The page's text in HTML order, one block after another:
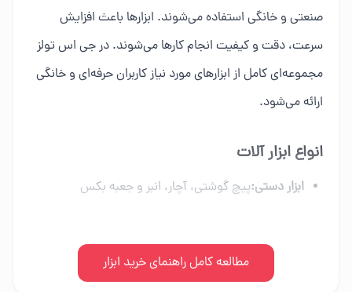
صنعتی و خانگی استفاده می‌شوند. ابزارها باعث افزایش
سرعت، دقت و کیفیت انجام کارها می‌شوند. در جی اس تولز
مجموعه‌ای کامل از ابزارهای مورد نیاز کاربران حرفه‌ای و خانگی
ارائه می‌شود.
انواع ابزار آلات
ابزار دستی:پیچ گوشتی، آچار، انبر و جعبه بکس
کمپرسور، میخکوب و تجهیزات پنوماتیک
مطالعه کامل راهنمای خرید ابزار